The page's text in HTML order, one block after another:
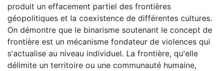
produit un effacement partiel des frontières
géopolitiques et la coexistence de différentes cultures.
On démontre que le binarisme soutenant le concept de
frontière est un mécanisme fondateur de violences qui
s'actualise au niveau individuel. La frontière, qu'elle
délimite un territoire ou une communauté humaine,